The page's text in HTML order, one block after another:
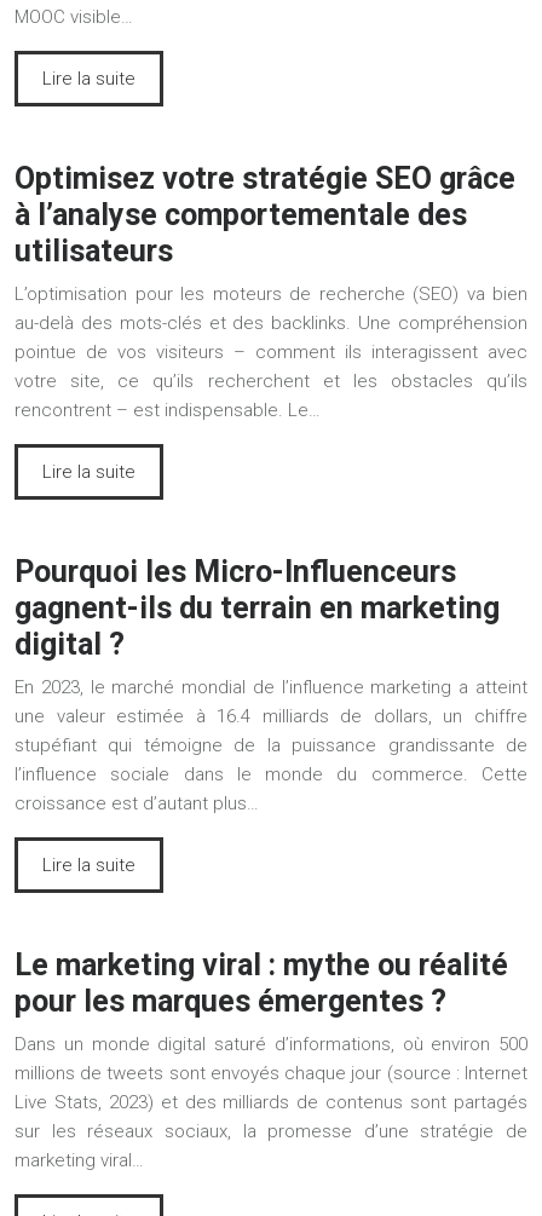
MOOC visible…
Lire la suite
Optimisez votre stratégie SEO grâce
à l’analyse comportementale des
utilisateurs
L’optimisation pour les moteurs de recherche (SEO) va bien
au-delà des mots-clés et des backlinks. Une compréhension
pointue de vos visiteurs – comment ils interagissent avec
votre site, ce qu’ils recherchent et les obstacles qu’ils
rencontrent – est indispensable. Le…
Lire la suite
Pourquoi les Micro-Influenceurs
gagnent-ils du terrain en marketing
digital ?
En 2023, le marché mondial de l’influence marketing a atteint
une valeur estimée à 16.4 milliards de dollars, un chiffre
stupéfiant qui témoigne de la puissance grandissante de
l’influence sociale dans le monde du commerce. Cette
croissance est d’autant plus…
Lire la suite
Le marketing viral : mythe ou réalité
pour les marques émergentes ?
Dans un monde digital saturé d’informations, où environ 500
millions de tweets sont envoyés chaque jour (source : Internet
Live Stats, 2023) et des milliards de contenus sont partagés
sur les réseaux sociaux, la promesse d’une stratégie de
marketing viral…